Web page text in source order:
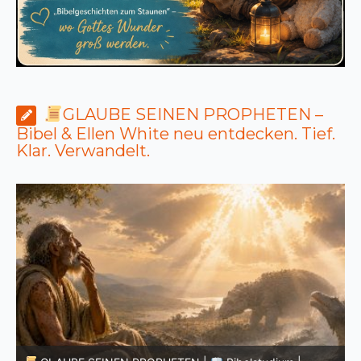
GLAUBE SEINEN PROPHETEN –
Bibel & Ellen White neu entdecken. Tief.
Klar. Verwandelt.